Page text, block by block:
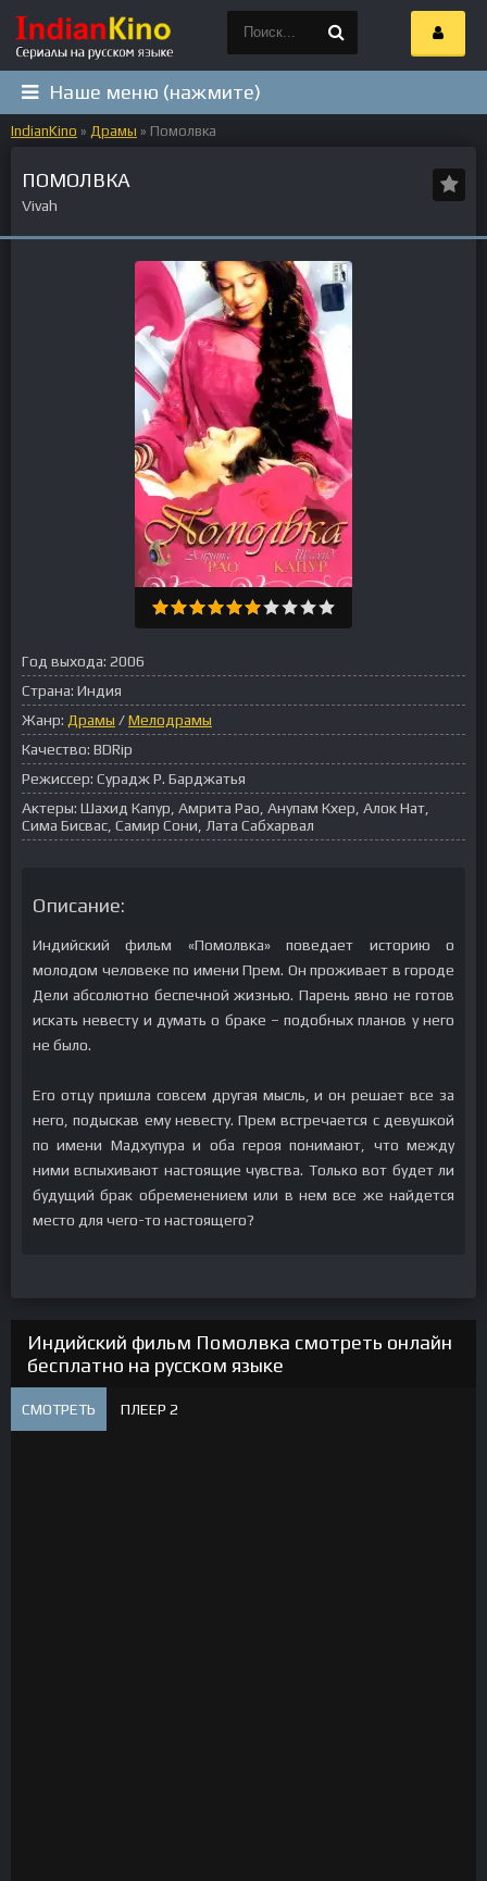
Наше меню (нажмите)
IndianKino » Драмы » Помолвка
ПОМОЛВКА
Vivah
Год выхода: 2006
Страна: Индия
Жанр: Драмы /Мелодрамы
Качество: BDRip
Режиссер: Сурадж Р. Барджатья
Актеры: Шахид Капур, Амрита Рао, Анупам Кхер, Алок Нат,
Сима Бисвас, Самир Сони, Лата Сабхарвал
Описание:
Индийский фильм «Помолвка» поведает историю о
молодом человеке по имени Прем. Он проживает в городе
Дели абсолютно беспечной жизнью. Парень явно не готов
искать невесту и думать о браке – подобных планов у него
не было.
Его отцу пришла совсем другая мысль, и он решает все за
него, подыскав ему невесту. Прем встречается с девушкой
по имени Мадхупура и оба героя понимают, что между
ними вспыхивают настоящие чувства. Только вот будет ли
будущий брак обременением или в нем все же найдется
место для чего-то настоящего?
Индийский фильм Помолвка смотреть онлайн
бесплатно на русском языке
СМОТРЕТЬ ПЛЕЕР 2